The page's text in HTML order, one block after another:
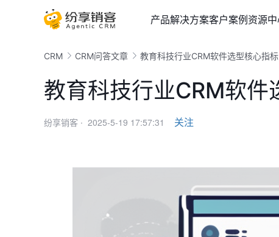
产品解决方案客户案例资源
CRM CRM问答文章 教育科技行业CRM软件选型核心指标
教育科技行业CRM软件
纷享销客 · 2025-5-19 17:57:31 关注